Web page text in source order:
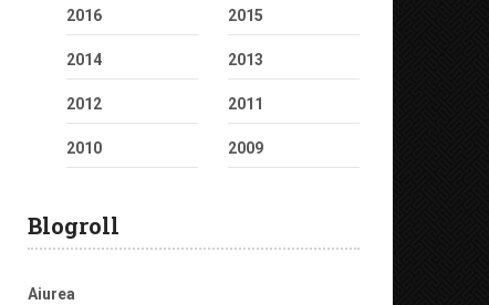
2016 2015
2014 2013
2012 2011
2010 2009
Blogroll
Aiurea